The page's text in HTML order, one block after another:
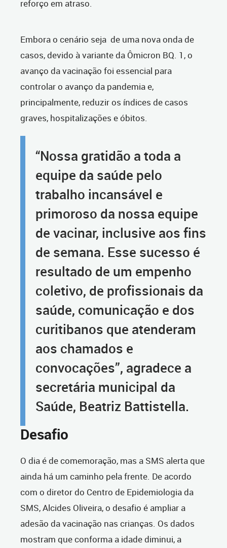
reforço em atraso.
Embora o cenário seja de uma nova onda de
casos, devido à variante da Ômicron BQ. 1, o
avanço da vacinação foi essencial para
controlar o avanço da pandemia e,
principalmente, reduzir os índices de casos
graves, hospitalizações e óbitos.
“Nossa gratidão a toda a
equipe da saúde pelo
trabalho incansável e
primoroso da nossa equipe
de vacinar, inclusive aos fins
de semana. Esse sucesso é
resultado de um empenho
coletivo, de profissionais da
saúde, comunicação e dos
curitibanos que atenderam
aos chamados e
convocações”, agradece a
secretária municipal da
Saúde, Beatriz Battistella.
Desafio
O dia é de comemoração, mas a SMS alerta que
ainda há um caminho pela frente. De acordo
com o diretor do Centro de Epidemiologia da
SMS, Alcides Oliveira, o desafio é ampliar a
adesão da vacinação nas crianças. Os dados
mostram que conforma a idade diminui, a